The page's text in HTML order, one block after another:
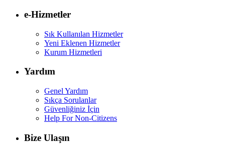
e-Hizmetler
Sık Kullanılan Hizmetler
Yeni Eklenen Hizmetler
Kurum Hizmetleri
Yardım
Genel Yardım
Sıkça Sorulanlar
Güvenliğiniz İçin
Help For Non-Citizens
Bize Ulaşın